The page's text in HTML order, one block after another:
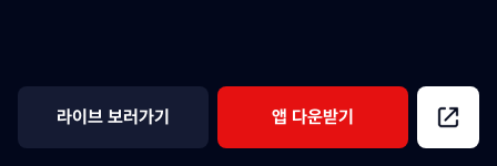
라이브 보러가기 앱 다운받기